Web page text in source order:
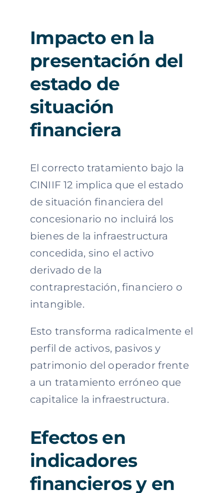
Impacto en la
presentación del
estado de
situación
financiera
El correcto tratamiento bajo la
CINIIF 12 implica que el estado
de situación financiera del
concesionario no incluirá los
bienes de la infraestructura
concedida, sino el activo
derivado de la
contraprestación, financiero o
intangible.
Esto transforma radicalmente el
perfil de activos, pasivos y
patrimonio del operador frente
a un tratamiento erróneo que
capitalice la infraestructura.
Efectos en
indicadores
financieros y en